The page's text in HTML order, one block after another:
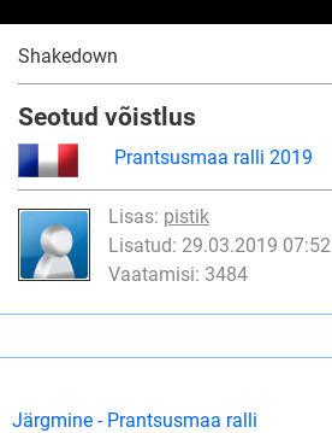
Shakedown
Seotud võistlus
Prantsusmaa ralli 2019
Lisas: pistik
Lisatud: 29.03.2019 07:52
Vaatamisi: 3484
Järgmine - Prantsusmaa ralli